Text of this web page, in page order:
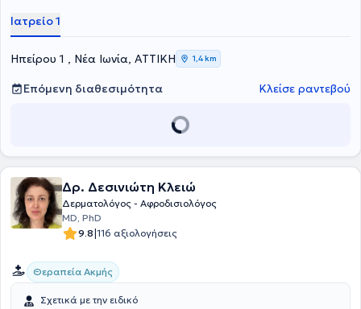
Ιατρείο 1
Ηπείρου 1 , Νέα Ιωνία, ΑΤΤΙΚΗ 1,4 km
Επόμενη διαθεσιμότητα Κλείσε ραντεβού
Δρ. Δεσινιώτη Κλειώ
Δερματολόγος - Αφροδισιολόγος
MD, PhD
9.8|116 αξιολογήσεις
Θεραπεία Ακμής
Σχετικά με την ειδικό